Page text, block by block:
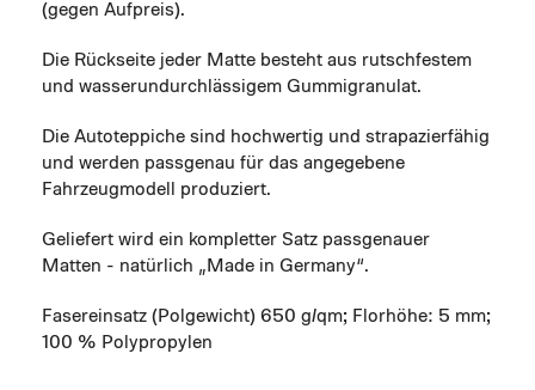
(gegen Aufpreis).
Die Rückseite jeder Matte besteht aus rutschfestem
und wasserundurchlässigem Gummigranulat.
Die Autoteppiche sind hochwertig und strapazierfähig
und werden passgenau für das angegebene
Fahrzeugmodell produziert.
Geliefert wird ein kompletter Satz passgenauer
Matten - natürlich „Made in Germany“.
Fasereinsatz (Polgewicht) 650 g/qm; Florhöhe: 5 mm;
100 % Polypropylen